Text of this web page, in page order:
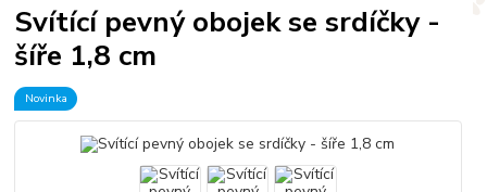
Svítící pevný obojek se srdíčky -
šíře 1,8 cm
Novinka